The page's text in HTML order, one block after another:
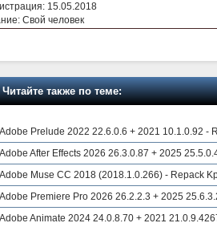
15.05.2018
Свой человек
Читайте также по теме:
Adobe Prelude 2022 22.6.0.6 + 2021 10.1.0.92 -
Adobe After Effects 2026 26.3.0.87 + 2025
Adobe Muse CC 2018 (2018.1.0.266) - Repack
Adobe Premiere Pro 2026 26.2.2.3 + 2025
Adobe Animate 2024 24.0.8.70 + 2021